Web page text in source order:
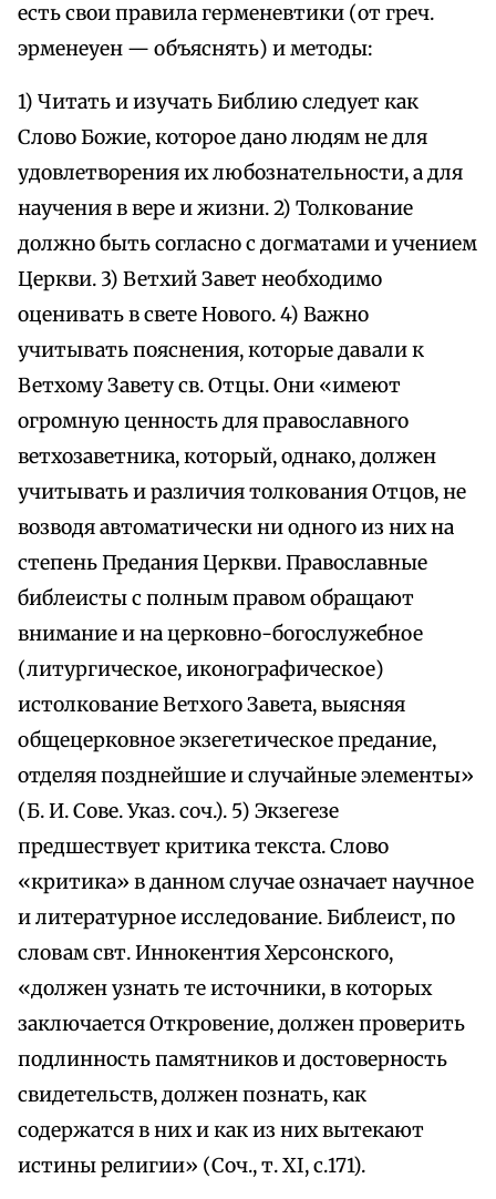
есть свои правила герменевтики (от греч.
эрменеуен — объяснять) и методы:
1) Читать и изучать Библию следует как
Слово Божие, которое дано людям не для
удовлетворения их любознательности, а для
научения в вере и жизни. 2) Толкование
должно быть согласно с догматами и учением
Церкви. 3) Ветхий Завет необходимо
оценивать в свете Нового. 4) Важно
учитывать пояснения, которые давали к
Ветхому Завету св. Отцы. Они «имеют
огромную ценность для православного
ветхозаветника, который, однако, должен
учитывать и различия толкования Отцов, не
возводя автоматически ни одного из них на
степень Предания Церкви. Православные
библеисты с полным правом обращают
внимание и на церковно-богослужебное
(литургическое, иконографическое)
истолкование Ветхого Завета, выясняя
общецерковное экзегетическое предание,
отделяя позднейшие и случайные элементы»
(Б. И. Сове. Указ. соч.). 5) Экзегезе
предшествует критика текста. Слово
«критика» в данном случае означает научное
и литературное исследование. Библеист, по
словам свт. Иннокентия Херсонского,
«должен узнать те источники, в которых
заключается Откровение, должен проверить
подлинность памятников и достоверность
свидетельств, должен познать, как
содержатся в них и как из них вытекают
истины религии» (Соч., т. XI, с.171).